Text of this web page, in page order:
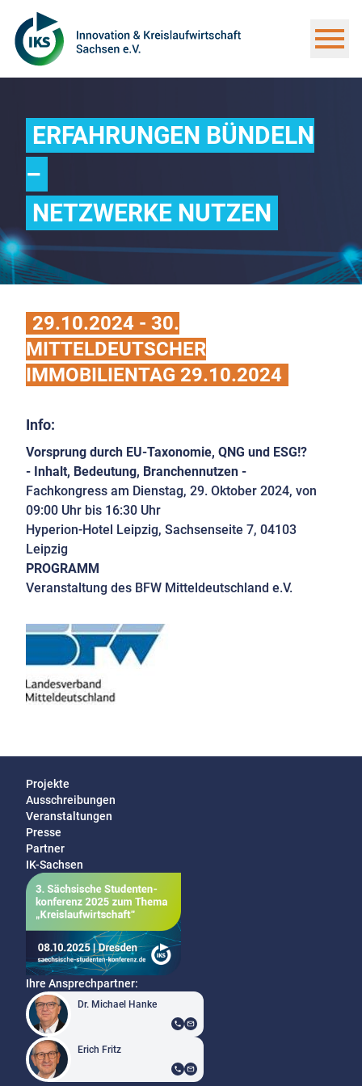
ERFAHRUNGEN BÜNDELN
–
NETZWERKE NUTZEN
29.10.2024 - 30.
MITTELDEUTSCHER
IMMOBILIENTAG 29.10.2024
Info:
Vorsprung durch EU-Taxonomie, QNG und ESG!?
- Inhalt, Bedeutung, Branchennutzen -
Fachkongress am Dienstag, 29. Oktober 2024, von
09:00 Uhr bis 16:30 Uhr
Hyperion-Hotel Leipzig, Sachsenseite 7, 04103
Leipzig
PROGRAMM
Veranstaltung des BFW Mitteldeutschland e.V.
Projekte
Ausschreibungen
Veranstaltungen
Presse
Partner
IK-Sachsen
Ihre Ansprechpartner:
Dr. Michael Hanke
Erich Fritz